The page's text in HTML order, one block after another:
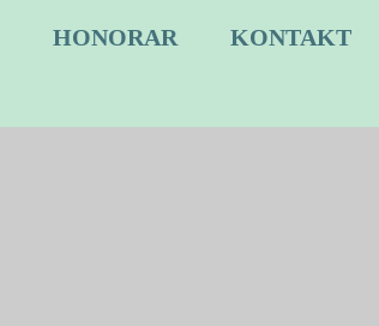
HONORAR KONTAKT